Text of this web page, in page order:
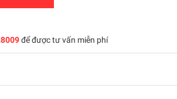
để được tư vấn miễn phí